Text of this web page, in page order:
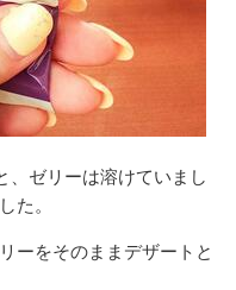
、ゼリーは溶けていまし
た。
ーをそのままデザートと